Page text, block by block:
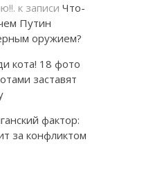
к записиЧто-
Путин
оружием?
кота! 18 фото
заставят
фактор:
за конфликтом